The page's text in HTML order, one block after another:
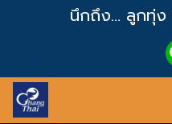
นึกถึง... ลูกทุ่ง